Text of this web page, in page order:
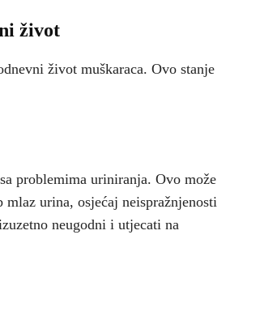
život
život muškaraca. Ovo stanje
problemima uriniranja. Ovo može
mlaz urina, osjećaj neispražnjenosti
neugodni i utjecati na